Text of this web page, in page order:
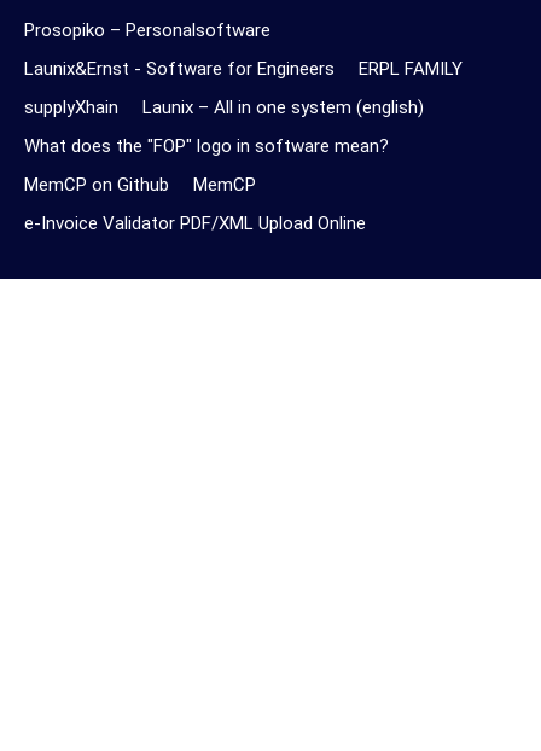
Prosopiko – Personalsoftware
Launix&Ernst - Software for Engineers
ERPL FAMILY
supplyXhain
Launix – All in one system (english)
What does the "FOP" logo in software mean?
MemCP on Github
MemCP
e-Invoice Validator PDF/XML Upload Online